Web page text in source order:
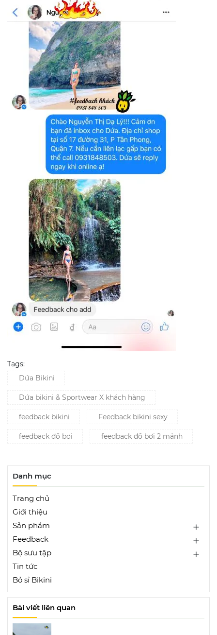
Tags:
Dứa Bikini
Dứa bikini & Sportwear X khách hàng
feedback bikini Feedback bikini sexy
feedback đồ bơi feedback đồ bơi 2 mảnh
Danh mục
Trang chủ
Giới thiệu
Sản phẩm
Feedback
Bộ sưu tập
Tin tức
Bỏ sỉ Bikini
Bài viết liên quan